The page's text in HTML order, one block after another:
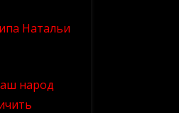
Натальи
народ